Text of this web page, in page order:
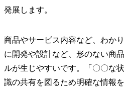
発展します。
商品やサービス内容など、わか
に開発や設計など、形のない商
ルが生じやすいです。「〇〇な
識の共有を図るため明確な情報